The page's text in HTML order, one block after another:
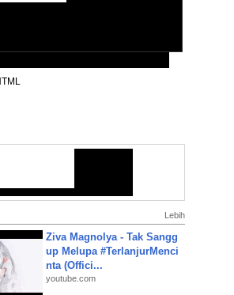
Lebih
Ziva Magnolya - Tak Sangg
up Melupa #TerlanjurMenci
nta (Offici...
youtube.com